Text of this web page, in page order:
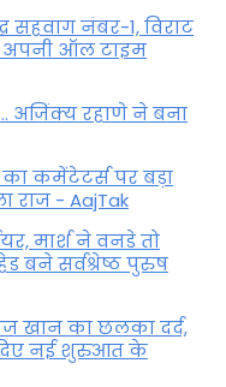
सहवाग नंबर-1, विराट
अपनी ऑल टाइम
अजिंक्य रहाणे ने बना
कमेंटेटर्स पर बड़ा
राज - AajTak
मार्श ने वनडे तो
बने सर्वश्रेष्ठ पुरुष
खान का छलका दर्द,
दिए नई शुरुआत के